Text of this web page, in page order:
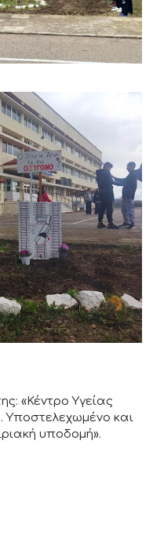
«Κέντρο Υγείας
Υποστελεχωμένο και
υποδομή».